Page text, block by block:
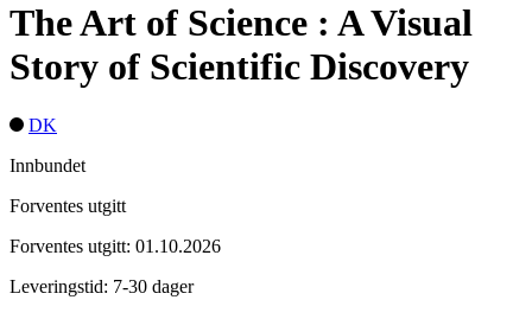
The Art of Science : A Visual
Story of Scientific Discovery
DK
Innbundet
Forventes utgitt
Forventes utgitt: 01.10.2026
Leveringstid: 7-30 dager